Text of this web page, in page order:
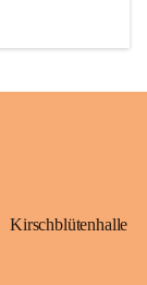
Kirschblütenhalle